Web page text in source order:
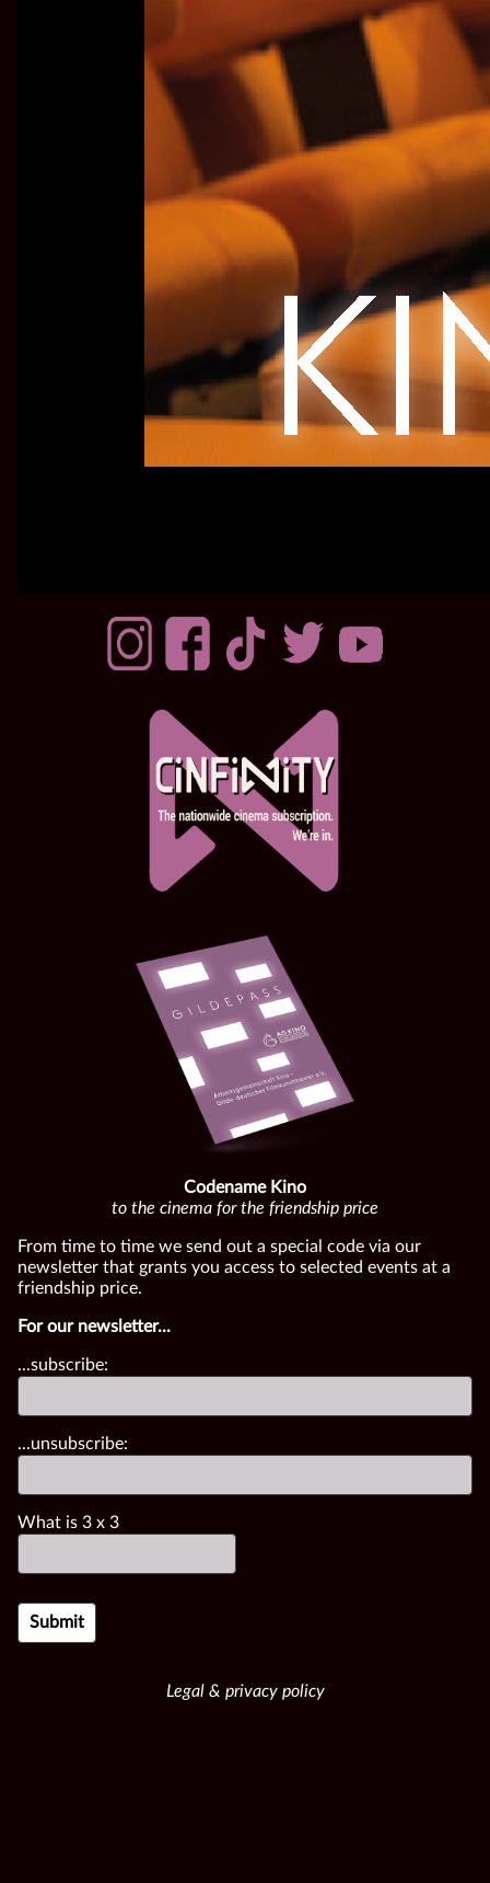
Codename Kino
to the cinema for the friendship price
From time to time we send out a special code via our
newsletter that grants you access to selected events at a
friendship price.
For our newsletter...
...subscribe:
...unsubscribe:
What is 3 x 3
Legal & privacy policy